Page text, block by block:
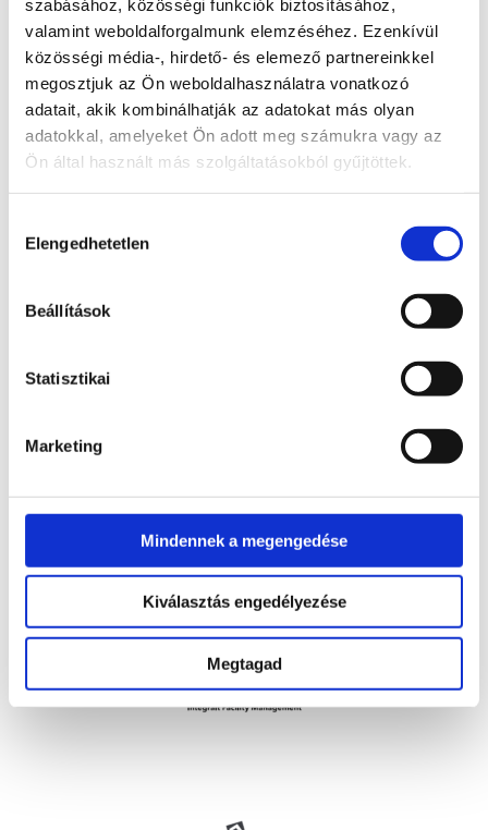
szabásához, közösségi funkciók biztosításához,
valamint weboldalforgalmunk elemzéséhez. Ezenkívül
közösségi média-, hirdető- és elemező partnereinkkel
megosztjuk az Ön weboldalhasználatra vonatkozó
adatait, akik kombinálhatják az adatokat más olyan
adatokkal, amelyeket Ön adott meg számukra vagy az
Ön által használt más szolgáltatásokból gyűjtöttek.
kiválasztása
Elengedhetetlen
Beállítások
Statisztikai
Marketing
Mindennek a megengedése
Kiválasztás engedélyezése
Megtagad
Housekeeping hatékonyságnövelő rendszer
Tagvállalataink